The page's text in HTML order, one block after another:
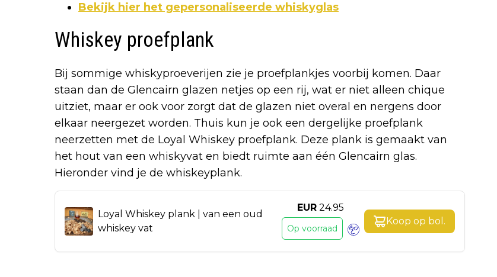
Bekijk hier het gepersonaliseerde whiskyglas
Whiskey proefplank
Bij sommige whiskyproeverijen zie je proefplankjes voorbij komen. Daar
staan dan de Glencairn glazen netjes op een rij, wat er niet alleen chique
uitziet, maar er ook voor zorgt dat de glazen niet overal en nergens door
elkaar neergezet worden. Thuis kun je ook een dergelijke proefplank
neerzetten met de Loyal Whiskey proefplank. Deze plank is gemaakt van
het hout van een whiskyvat en biedt ruimte aan één Glencairn glas.
Hieronder vind je de whiskeyplank.
Loyal Whiskey plank | van een oud
whiskey vat
EUR 24.95
Op voorraad
Koop op bol .